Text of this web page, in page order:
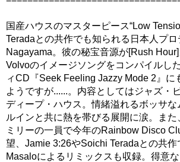
国産ハウスのマスターピース“Low
Teradaとの共作でも知られる日本人プ
Nagayama。彼の秘宝音源が[Rush Hour]
Volvoのイメージソングをコンパイルし
ィCD『Seek Feeling Jazzy Mode 2』に
ようですが......。内容としてはジャズ・
ディープ・ハウス。情緒溢れるボッサな
ルインと共に熱を帯びる展開に涙。ま
ミリーの一員で今年のRainbow Disco
望、Jamie 3:26やSoichi Teradaとの共作
Masaloによるリミックスも収録。得意